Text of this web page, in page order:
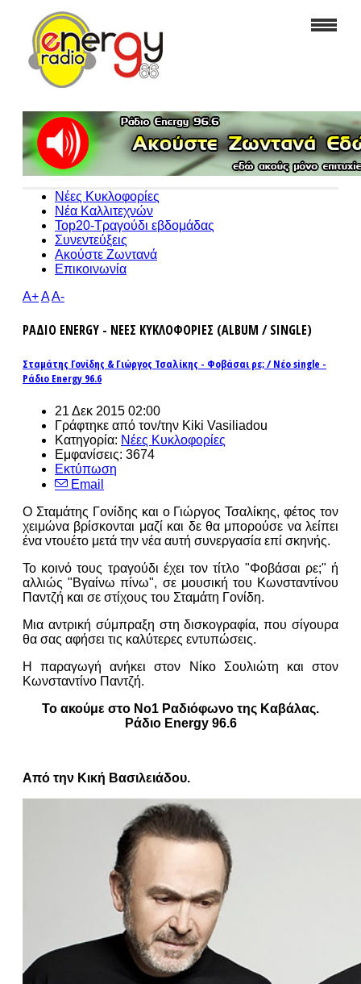
Νέες Κυκλοφορίες
Νέα Καλλιτεχνών
Top20-Τραγούδι εβδομάδας
Συνεντεύξεις
Ακούστε Ζωντανά
Επικοινωνία
A+AA-
ΡΑΔΙΟ ENERGY - ΝΕΕΣ ΚΥΚΛΟΦΟΡΙΕΣ (ALBUM / SINGLE)
Σταμάτης Γονίδης & Γιώργος Τσαλίκης - Φοβάσαι ρε; / Νέο single -
Ράδιο Energy 96.6
21 Δεκ 2015 02:00
Γράφτηκε από τον/την Kiki Vasiliadou
Κατηγορία: Νέες Κυκλοφορίες
Εμφανίσεις: 3674
Εκτύπωση
Email
Ο Σταμάτης Γονίδης και ο Γιώργος Τσαλίκης, φέτος τον
χειμώνα βρίσκονται μαζί και δε θα μπορούσε να λείπει
ένα ντουέτο μετά την νέα αυτή συνεργασία επί σκηνής.
Το κοινό τους τραγούδι έχει τον τίτλο "Φοβάσαι ρε;" ή
αλλιώς "Βγαίνω πίνω", σε μουσική του Κωνσταντίνου
Παντζή και σε στίχους του Σταμάτη Γονίδη.
Μια αντρική σύμπραξη στη δισκογραφία, που σίγουρα
θα σας αφήσει τις καλύτερες εντυπώσεις.
Η παραγωγή ανήκει στον Νίκο Σουλιώτη και στον
Κωνσταντίνο Παντζή.
Το ακούμε στο Νο1 Ραδιόφωνο της Καβάλας.
Ράδιο Energy 96.6
Από την Κική Βασιλειάδου.